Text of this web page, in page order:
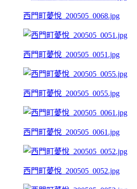
西門町薆悅_200505_0068.jpg
西門町薆悅_200505_0051.jpg
西門町薆悅_200505_0055.jpg
西門町薆悅_200505_0061.jpg
西門町薆悅_200505_0052.jpg